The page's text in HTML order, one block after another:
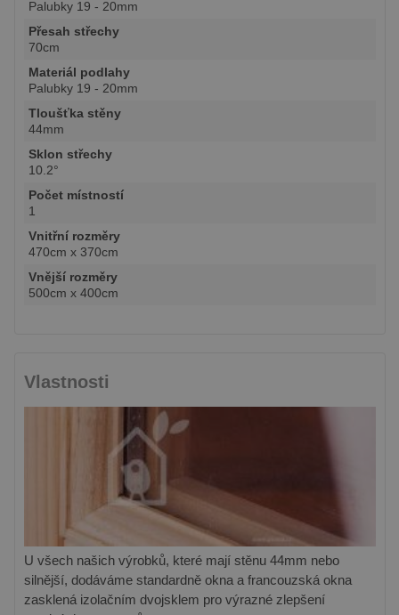
Palubky 19 - 20mm
Přesah střechy
70cm
Materiál podlahy
Palubky 19 - 20mm
Tloušťka stěny
44mm
Sklon střechy
10.2°
Počet místností
1
Vnitřní rozměry
470cm x 370cm
Vnější rozměry
500cm x 400cm
Vlastnosti
U všech našich výrobků, které mají stěnu 44mm nebo
silnější, dodáváme standardně okna a francouzská okna
zasklená izolačním dvojsklem pro výrazné zlepšení